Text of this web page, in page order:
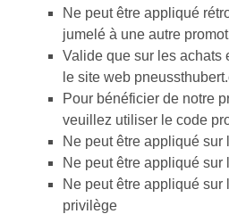
Ne peut être appliqué
jumelé à une autre
Valide que sur les achats
le site web
Pour bénéficier de notre
veuillez utiliser le code
Ne peut être appliqué sur
Ne peut être appliqué sur
Ne peut être appliqué sur
privilège